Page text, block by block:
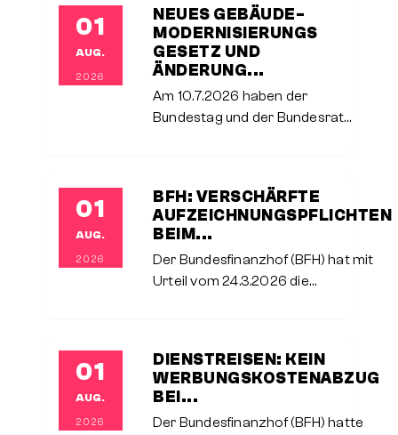
Folgejahr hinein umgesetzt werden
und
01
AUG.
2026
NEUES GEBÄUDE­
MODERNI­SIERUNGS­
GESETZ UND
ÄNDERUNG...
Am 10.7.2026 haben der
Bundestag und der Bundesrat
Gebäudeenergiegesetz
verabschiedet. Es bringt beim
Änderungen mit sich.
01
AUG.
2026
BFH: VERSCHÄRFTE
AUFZEICHNUNGSPFLICHTEN
BEIM...
Der Bundesfinanzhof (BFH) hat mit
Urteil vom 24.3.2026 die
Arbeitszimmers bei selbstständig
tätigen Steuerpflichtigen erheblich
01
AUG.
2026
DIENSTREISEN: KEIN
WERBUNGSKOSTENABZUG
BEI...
Der Bundesfinanzhof (BFH) hatte